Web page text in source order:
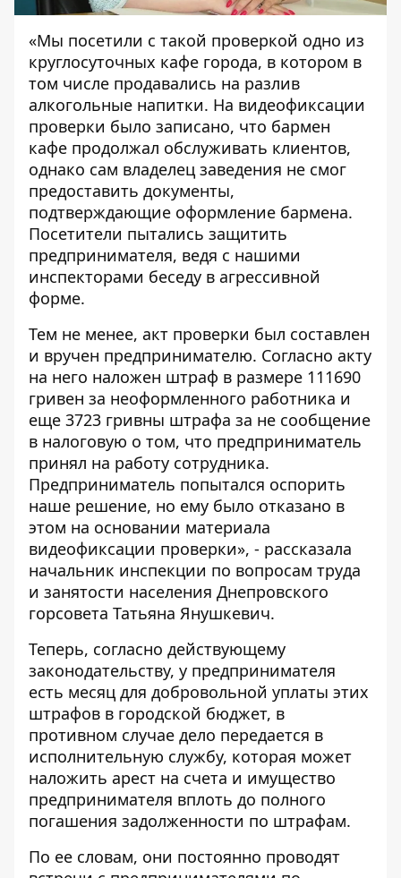
«Мы посетили с такой проверкой одно из
круглосуточных кафе города, в котором в
том числе продавались на разлив
алкогольные напитки. На видеофиксации
проверки было записано, что бармен
кафе продолжал обслуживать клиентов,
однако сам владелец заведения не смог
предоставить документы,
подтверждающие оформление бармена.
Посетители пытались защитить
предпринимателя, ведя с нашими
инспекторами беседу в агрессивной
форме.
Тем не менее, акт проверки был составлен
и вручен предпринимателю. Согласно акту
на него наложен штраф в размере 111690
гривен за неоформленного работника и
еще 3723 гривны штрафа за не сообщение
в налоговую о том, что предприниматель
принял на работу сотрудника.
Предприниматель попытался оспорить
наше решение, но ему было отказано в
этом на основании материала
видеофиксации проверки», - рассказала
начальник инспекции по вопросам труда
и занятости населения Днепровского
горсовета Татьяна Янушкевич.
Теперь, согласно действующему
законодательству, у предпринимателя
есть месяц для добровольной уплаты этих
штрафов в городской бюджет, в
противном случае дело передается в
исполнительную службу, которая может
наложить арест на счета и имущество
предпринимателя вплоть до полного
погашения задолженности по штрафам.
По ее словам, они постоянно проводят